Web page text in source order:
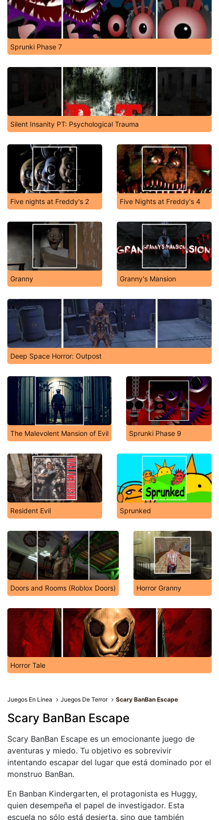
Sprunki Phase 7
Silent Insanity PT: Psychological Trauma
Five nights at Freddy's 2 Five Nights at Freddy's 4
Granny Granny's Mansion
Deep Space Horror: Outpost
The Malevolent Mansion of Evil Sprunki Phase 9
Resident Evil Sprunked
Doors and Rooms (Roblox Doors) Horror Granny
Horror Tale
Juegos En Línea Juegos De Terror Scary BanBan Escape
Scary BanBan Escape
Scary BanBan Escape es un emocionante juego de
aventuras y miedo. Tu objetivo es sobrevivir
intentando escapar del lugar que está dominado por el
monstruo BanBan.
En Banban Kindergarten, el protagonista es Huggy,
quien desempeña el papel de investigador. Esta
escuela no sólo está desierta, sino que también